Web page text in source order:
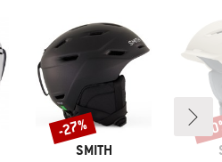
MERK
SMITH
Korting
-27% -